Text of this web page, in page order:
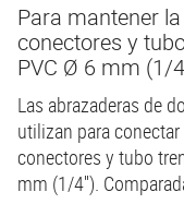
Para mantener
conectores y
PVC Ø 6 mm (1/
Las abrazaderas de
utilizan para
conectores y tubo
mm (1/4'').